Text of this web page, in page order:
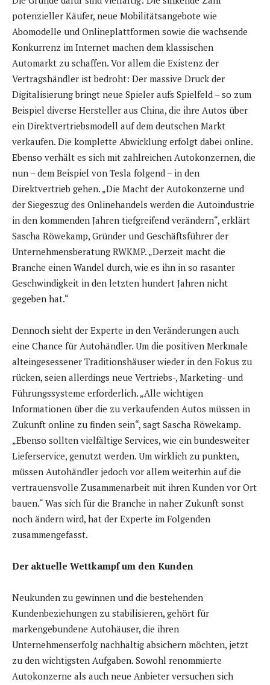
potenzieller Käufer, neue Mobilitätsangebote wie
Abomodelle und Onlineplattformen sowie die wachsende
Konkurrenz im Internet machen dem klassischen
Automarkt zu schaffen. Vor allem die Existenz der
Vertragshändler ist bedroht: Der massive Druck der
Digitalisierung bringt neue Spieler aufs Spielfeld – so zum
Beispiel diverse Hersteller aus China, die ihre Autos über
ein Direktvertriebsmodell auf dem deutschen Markt
verkaufen. Die komplette Abwicklung erfolgt dabei online.
Ebenso verhält es sich mit zahlreichen Autokonzernen, die
nun – dem Beispiel von Tesla folgend – in den
Direktvertrieb gehen. „Die Macht der Autokonzerne und
der Siegeszug des Onlinehandels werden die Autoindustrie
in den kommenden Jahren tiefgreifend verändern“, erklärt
Sascha Röwekamp, Gründer und Geschäftsführer der
Unternehmensberatung RWKMP. „Derzeit macht die
Branche einen Wandel durch, wie es ihn in so rasanter
Geschwindigkeit in den letzten hundert Jahren nicht
gegeben hat.“
Dennoch sieht der Experte in den Veränderungen auch
eine Chance für Autohändler. Um die positiven Merkmale
alteingesessener Traditionshäuser wieder in den Fokus zu
rücken, seien allerdings neue Vertriebs-, Marketing- und
Führungssysteme erforderlich. „Alle wichtigen
Informationen über die zu verkaufenden Autos müssen in
Zukunft online zu finden sein“, sagt Sascha Röwekamp.
„Ebenso sollten vielfältige Services, wie ein bundesweiter
Lieferservice, genutzt werden. Um wirklich zu punkten,
müssen Autohändler jedoch vor allem weiterhin auf die
vertrauensvolle Zusammenarbeit mit ihren Kunden vor Ort
bauen.“ Was sich für die Branche in naher Zukunft sonst
noch ändern wird, hat der Experte im Folgenden
zusammengefasst.
Der aktuelle Wettkampf um den Kunden
Neukunden zu gewinnen und die bestehenden
Kundenbeziehungen zu stabilisieren, gehört für
markengebundene Autohäuser, die ihren
Unternehmenserfolg nachhaltig absichern möchten, jetzt
zu den wichtigsten Aufgaben. Sowohl renommierte
Autokonzerne als auch neue Anbieter versuchen sich